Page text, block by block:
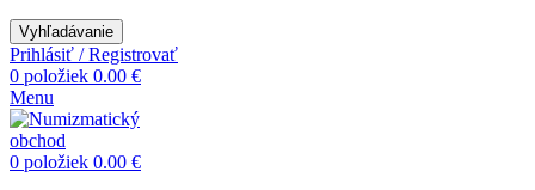
Vyhľadávanie
Prihlásiť / Registrovať
0 položiek 0.00 €
Menu
0 položiek 0.00 €